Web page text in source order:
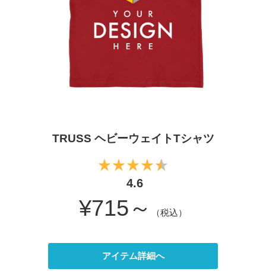
TRUSS ヘビーウェイトTシャツ
4.6
¥715～ （税込）
アイテム詳細へ